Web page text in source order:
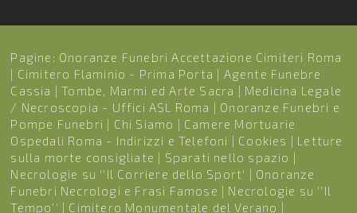
Pagine: Onoranze Funebri Accettazione Cimiteri Roma
Cimitero Flaminio - Prima Porta
Agente Funebre
Cassia
|Tombe, Marmi ed Arte Sacra
Medicina Legale
/ Necroscopia - Uffici ASL Roma
Onoranze Funebri e
Pompe Funebri
Chi Siamo
Camere Mortuarie
Ospedali Roma - Indirizzi e Telefoni
Cookies
Letture
sulla morte consigliate
Sparati nello spazio
Necrologie su ''Il Corriere dello Sport'
Onoranze
Funebri Necrologi e Frasi Famose
Necrologie su ''Il
Tempo''
Cimitero Monumentale del Verano